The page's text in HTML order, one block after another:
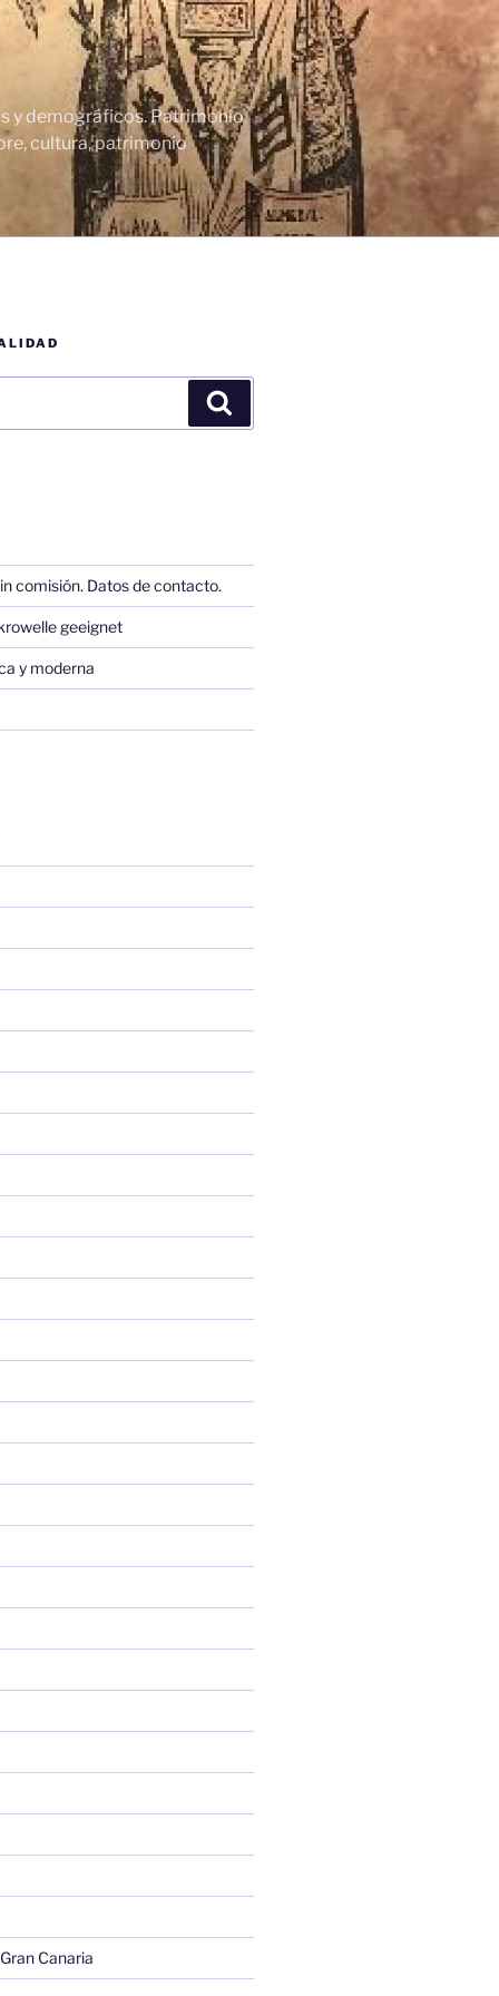
y demográficos. Patrimonio
cultura, patrimonio
comisión. Datos de contacto.
geeignet
y moderna
Canaria